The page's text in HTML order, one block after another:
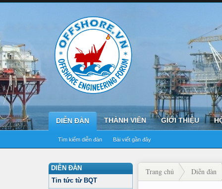
DIỄN ĐÀN
Tìm kiếm diễn đàn Bài viết gần đây
THÀNH VIÊN GIỚI THIỆU
DIỄN ĐÀN
Tin tức từ BQT
Trang chủ Diễn đàn